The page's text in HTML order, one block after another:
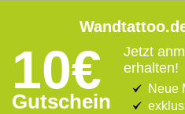
10€
Gutschein
Jetzt
erhalten!
Neue